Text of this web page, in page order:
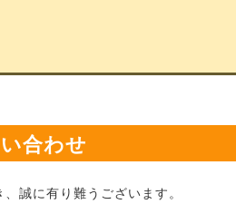
合わせ
誠に有り難うございます。